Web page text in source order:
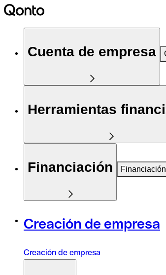
Cuenta de empresa
Herramientas
Financiación Financiación
Creación de empresa
Creación de empresa